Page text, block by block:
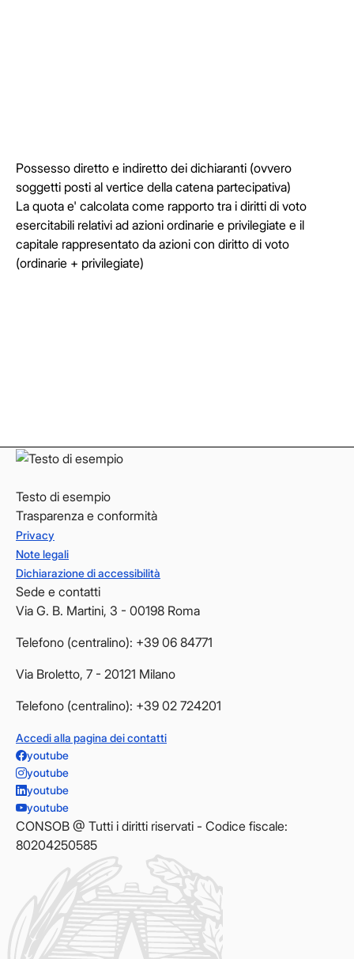
Possesso diretto e indiretto dei dichiaranti (ovvero
soggetti posti al vertice della catena partecipativa)
La quota e' calcolata come rapporto tra i diritti di voto
esercitabili relativi ad azioni ordinarie e privilegiate e il
capitale rappresentato da azioni con diritto di voto
(ordinarie + privilegiate)
Testo di esempio
Trasparenza e conformità
Privacy
Note legali
Dichiarazione di accessibilità
Sede e contatti
Via G. B. Martini, 3 - 00198 Roma
Telefono (centralino): +39 06 84771
Via Broletto, 7 - 20121 Milano
Telefono (centralino): +39 02 724201
Accedi alla pagina dei contatti
youtube
youtube
youtube
youtube
CONSOB @ Tutti i diritti riservati - Codice fiscale:
80204250585